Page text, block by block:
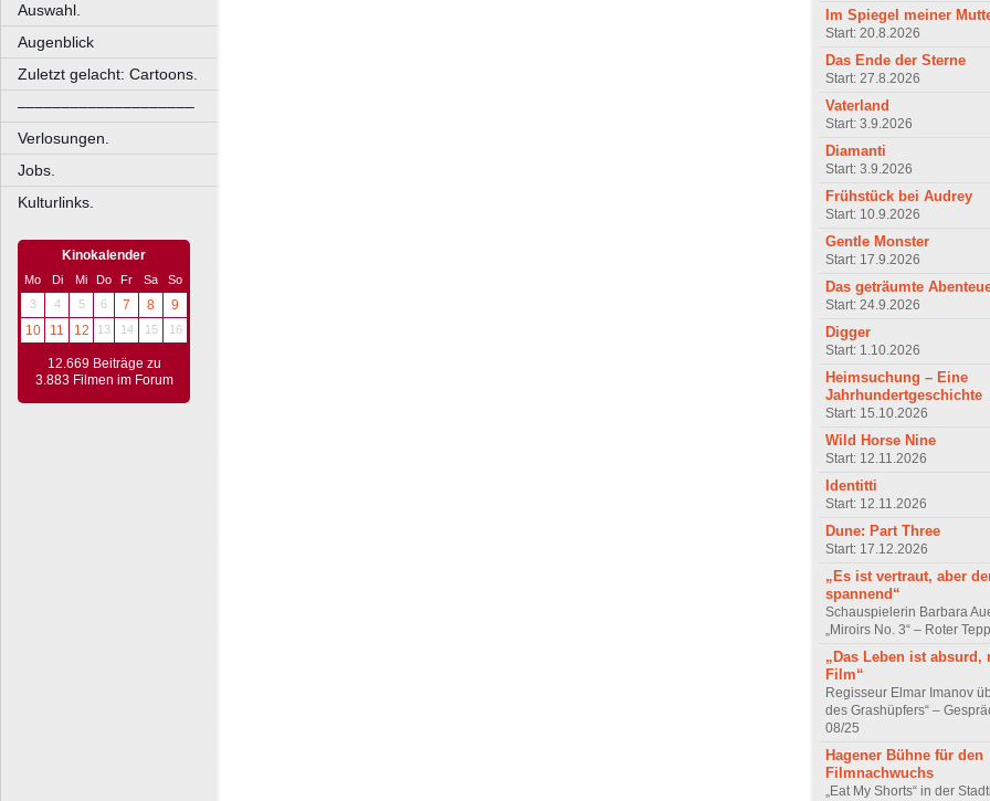
Auswahl.
Augenblick
Zuletzt gelacht: Cartoons.
––––––––––––––––––––
Verlosungen.
Jobs.
Kulturlinks.
Kinokalender
Mo Di Mi Do Fr Sa
So
3
4 5 6 7 8
9
10
11 12 13 14 15 16
12.669 Beiträge zu
3.883 Filmen im Forum
Im Spiegel meiner
Start: 20.8.2026
Das Ende der Sterne
Start: 27.8.2026
Vaterland
Start: 3.9.2026
Diamanti
Start: 3.9.2026
Frühstück bei Audrey
Start: 10.9.2026
Gentle Monster
Start: 17.9.2026
Das geträumte
Start: 24.9.2026
Digger
Start: 1.10.2026
Heimsuchung – Eine
Jahrhundertgeschichte
Start: 15.10.2026
Wild Horse Nine
Start: 12.11.2026
Identitti
Start: 12.11.2026
Dune: Part Three
Start: 17.12.2026
„Es ist vertraut, aber
spannend“
Schauspielerin Barbara
„Miroirs No. 3“ – Roter
„Das Leben ist absurd,
Film“
Regisseur Elmar Imanov
des Grashüpfers“ –
08/25
Hagener Bühne für den
Filmnachwuchs
„Eat My Shorts“ in der